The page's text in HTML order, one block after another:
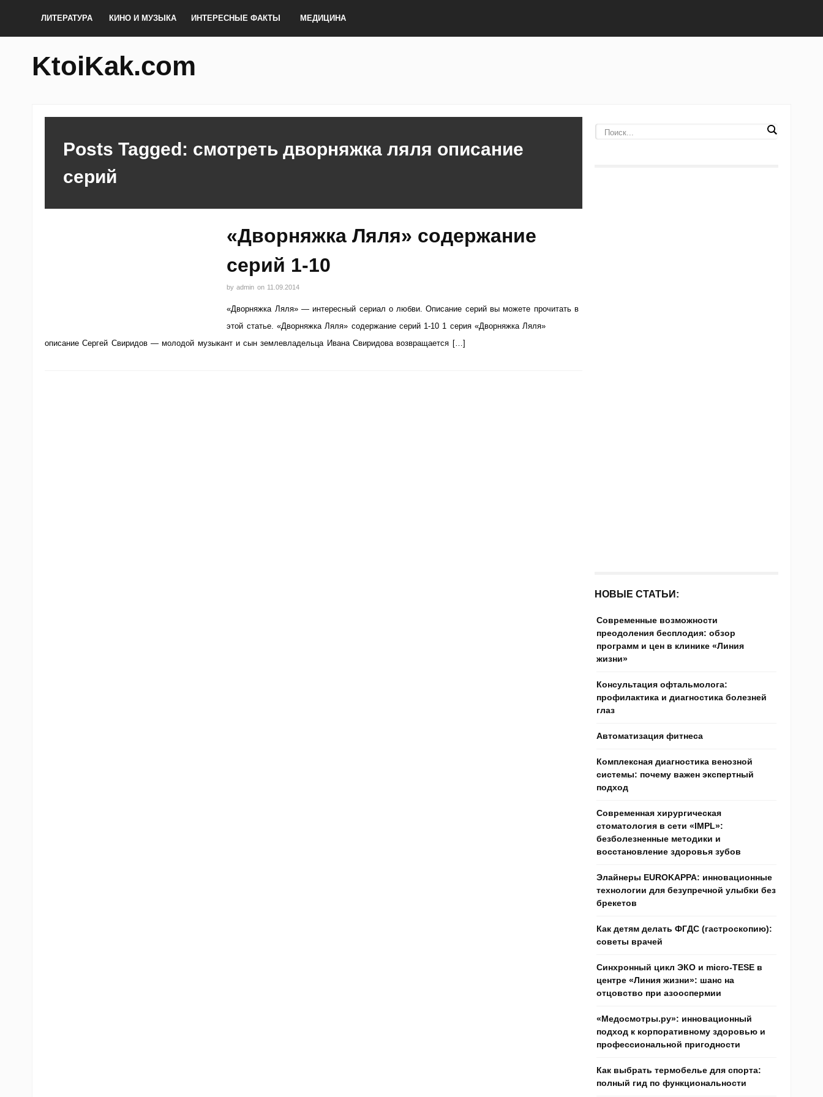
ЛИТЕРАТУРА КИНО И МУЗЫКА ИНТЕРЕСНЫЕ ФАКТЫ МЕДИЦИНА
KtoiKak.com
Posts Tagged: смотреть дворняжка ляля описание
серий
«Дворняжка Ляля» содержание
серий 1-10
byadmin on 11.09.2014
«Дворняжка Ляля» — интересный сериал о любви. Описание серий вы можете прочитать в
этой статье. «Дворняжка Ляля» содержание серий 1-10 1 серия «Дворняжка Ляля»
описание Сергей Свиридов — молодой музыкант и сын землевладельца Ивана Свиридова возвращается […]
НОВЫЕ СТАТЬИ:
Современные возможности
преодоления бесплодия: обзор
программ и цен в клинике «Линия
жизни»
Консультация офтальмолога:
профилактика и диагностика болезней
глаз
Автоматизация фитнеса
Комплексная диагностика венозной
системы: почему важен экспертный
подход
Современная хирургическая
стоматология в сети «IMPL»:
безболезненные методики и
восстановление здоровья зубов
Элайнеры EUROKAPPA: инновационные
технологии для безупречной улыбки без
брекетов
Как детям делать ФГДС (гастроскопию):
советы врачей
Синхронный цикл ЭКО и micro-TESE в
центре «Линия жизни»: шанс на
отцовство при азооспермии
«Медосмотры.ру»: инновационный
подход к корпоративному здоровью и
профессиональной пригодности
Как выбрать термобелье для спорта:
полный гид по функциональности